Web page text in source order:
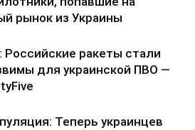
рынок из Украины
Российские ракеты стали
для украинской ПВО —
Теперь украинцев